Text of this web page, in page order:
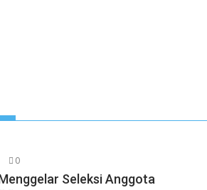
0
Seleksi Anggota